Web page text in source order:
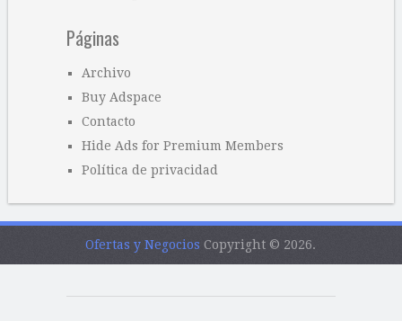
Páginas
Archivo
Buy Adspace
Contacto
Hide Ads for Premium Members
Política de privacidad
Ofertas y Negocios Copyright © 2026.